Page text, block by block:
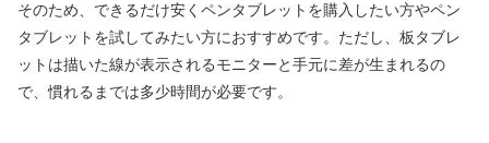
そのため、できるだけ安くペンタブレットを購入したい方やペン
タブレットを試してみたい方におすすめです。 ただし、板タブレ
ットは描いた線が表示されるモニターと手元に差が生まれるの
で、慣れるまでは多少時間が必要です。